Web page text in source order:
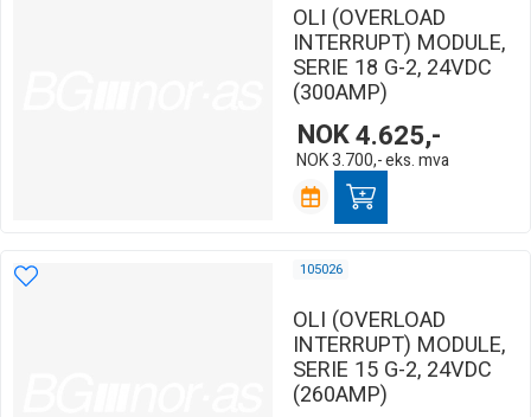
OLI (OVERLOAD
INTERRUPT) MODULE,
SERIE 18 G-2, 24VDC
(300AMP)
NOK4.625,-
NOK3.700,-eks. mva
105026
OLI (OVERLOAD
INTERRUPT) MODULE,
SERIE 15 G-2, 24VDC
(260AMP)